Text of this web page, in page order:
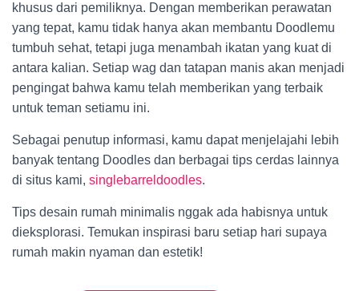
khusus dari pemiliknya. Dengan memberikan perawatan
yang tepat, kamu tidak hanya akan membantu Doodlemu
tumbuh sehat, tetapi juga menambah ikatan yang kuat di
antara kalian. Setiap wag dan tatapan manis akan menjadi
pengingat bahwa kamu telah memberikan yang terbaik
untuk teman setiamu ini.
Sebagai penutup informasi, kamu dapat menjelajahi lebih
banyak tentang Doodles dan berbagai tips cerdas lainnya
di situs kami, singlebarreldoodles.
Tips desain rumah minimalis nggak ada habisnya untuk
dieksplorasi. Temukan inspirasi baru setiap hari supaya
rumah makin nyaman dan estetik!